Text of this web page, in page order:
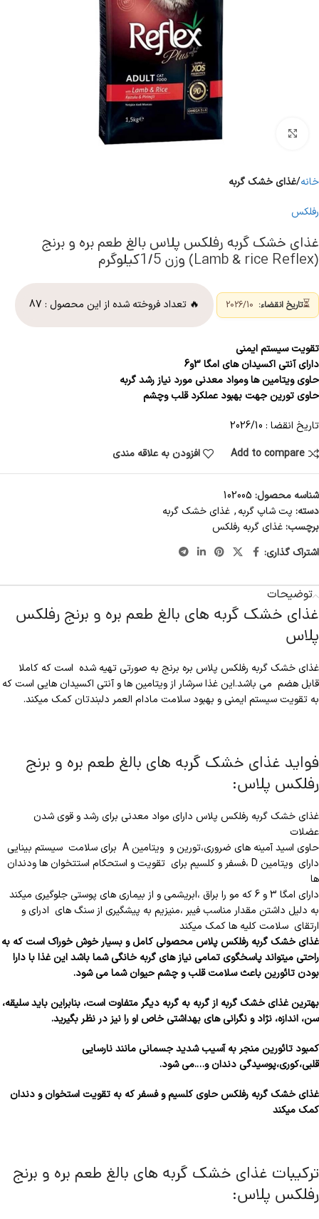
برای بزرگنمایی کلیک کنید
خانه غذای خشک گربه
رفلکس
غذای خشک گربه رفلکس پلاس بالغ طعم بره و برنج
(Lamb & rice Reflex) وزن 1/5کیلوگرم
⏳تاریخ انقضاء: 🔥 تعداد فروخته شده از این محصول : 87
تقویت سیستم ایمنی
دارای آنتی اکسیدان های امگا 3و6
حاوی ویتامین ها ومواد معدنی مورد نیاز رشد گربه
حاوی تورین جهت بهبود عملکرد قلب وچشم
تاریخ انقضا : 2026/10
Add to compare
افزودن به علاقه مندی
شناسه محصول: 102005
دسته: پت شاپ گربه, غذای خشک گربه
برچسب:غذای گربه رفلکس
اشتراک گذاری:
توضیحات
غذای خشک گربه های بالغ طعم بره و برنج رفلکس
پلاس
غذای خشک گربه رفلکس پلاس بره برنج به صورتی تهیه شده است که کاملا
قابل هضم می باشد.این غذا سرشار از ویتامین ها و آنتی اکسیدان هایی است که
به تقویت سیستم ایمنی و بهبود سلامت مادام العمر دلبندتان کمک میکند.
فواید غذای خشک گربه های بالغ طعم بره و برنج
رفلکس پلاس:
غذای خشک گربه رفلکس پلاس دارای مواد معدنی برای رشد و قوی شدن
عضلات
حاوی اسید آمینه های ضروری،تورین و ویتامین A برای سلامت سیستم بینایی
دارای ویتامین D ،فسفر و کلسیم برای تقویت و استحکام استتخوان ها ودندان
ها
دارای امگا 3 و 6 که مو را براق ،ابریشمی و از بیماری های پوستی جلوگیری میکند
به دلیل داشتن مقدار مناسب فیبر ،منیزیم به پیشگیری از سنگ های ادرای و
ارتقای سلامت کلیه ها کمک میکند
غذای خشک گربه رفلکس پلاس محصولی کامل و بسیار خوش خوراک است که به
راحتی میتواند پاسخگوی تمامی نیاز های گربه خانگی شما باشد این غذا با دارا
بودن تائورین باعث سلامت قلب و چشم حیوان شما می شود.
بهترین غذای خشک گربه از گربه به گربه دیگر متفاوت است، بنابراین باید سلیقه،
سن، اندازه، نژاد و نگرانی های بهداشتی خاص او را نیز در نظر بگیرید.
کمبود تائورین منجر به آسیب شدید جسمانی مانند نارسایی
قلبی،کوری،پوسیدگی دندان و….می شود.
غذای خشک گربه رفلکس حاوی کلسیم و فسفر که به تقویت استخوان و دندان
کمک میکند
ترکیبات غذای خشک گربه های بالغ طعم بره و برنج
رفلکس پلاس: